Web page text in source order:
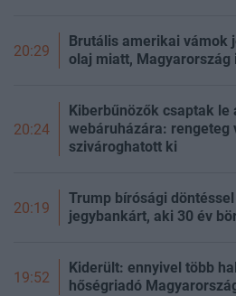
20:29
Brutális amerikai vámok
olaj miatt, Magyarország
20:24
Kiberbűnözők csaptak
webáruházára: rengeteg
szivároghatott ki
20:19
Trump bírósági
jegybankárt, aki 30 év
19:52
Kiderült: ennyivel több
hőségriadó